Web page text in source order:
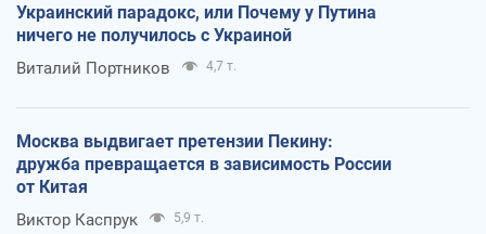
Украинский парадокс, или Почему у Путина
ничего не получилось с Украиной
Виталий Портников 4,7 т.
Москва выдвигает претензии Пекину:
дружба превращается в зависимость России
от Китая
Виктор Каспрук 5,9 т.